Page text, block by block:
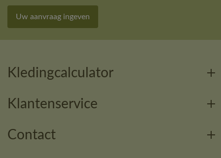
Uw aanvraag ingeven
Kledingcalculator
Klantenservice
Contact